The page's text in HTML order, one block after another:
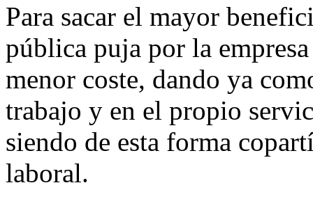
Para sacar el mayor
pública puja por la
menor coste, dando ya
trabajo y en el propio
siendo de esta forma
laboral.